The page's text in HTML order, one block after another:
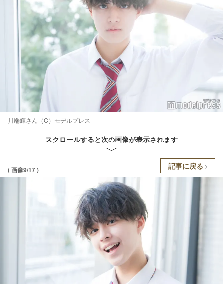
川端輝さん（C）モデルプレス
スクロールすると次の画像が表示されます
( 画像9/17 ) 記事に戻る